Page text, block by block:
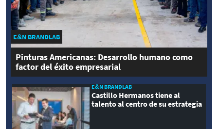
E&N BRANDLAB
Pinturas Americanas: Desarrollo humano como
factor del éxito empresarial
E&N BRANDLAB
Castillo Hermanos tiene al
talento al centro de su estrategia